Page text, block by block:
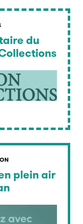
du
plein air